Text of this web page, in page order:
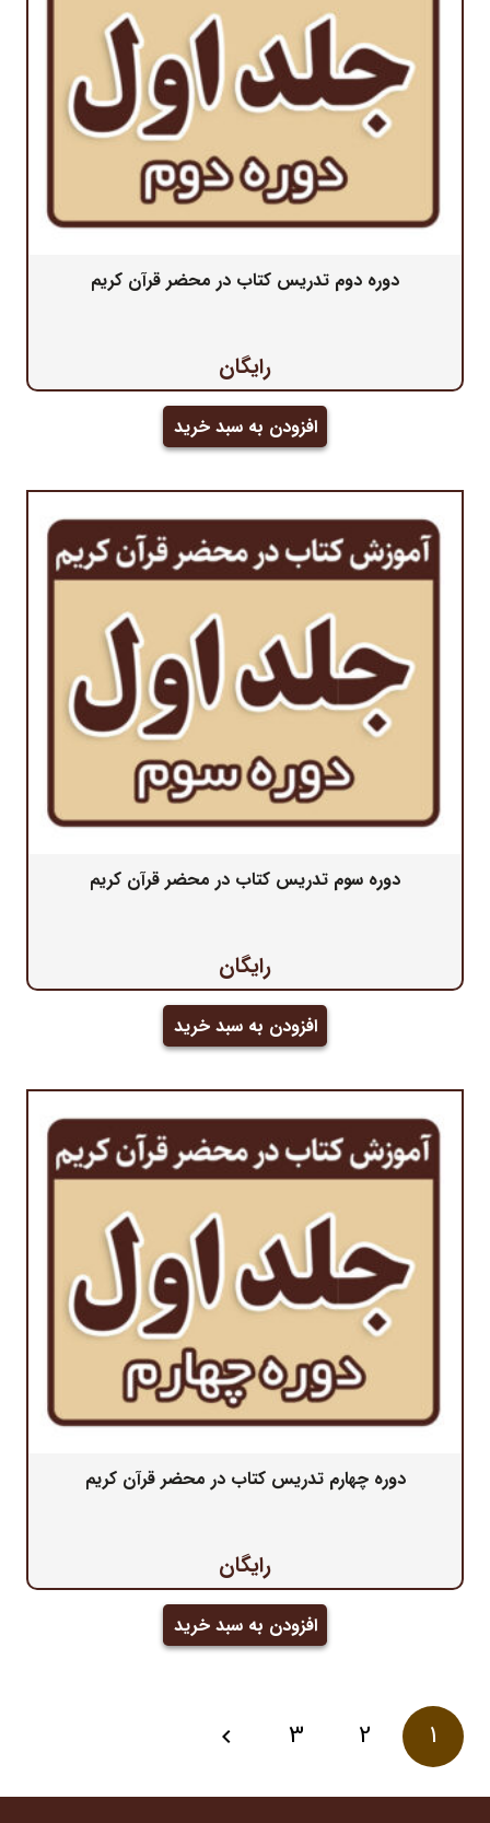
دوره دوم تدریس کتاب در محضر قرآن کریم
رایگان
افزودن به سبد خرید
دوره سوم تدریس کتاب در محضر قرآن کریم
رایگان
افزودن به سبد خرید
دوره چهارم تدریس کتاب در محضر قرآن کریم
رایگان
افزودن به سبد خرید
صفحه‌بندی
نوشته‌ها
1
2
3